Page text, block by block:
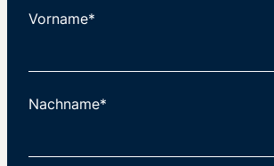
Vorname*
Nachname*